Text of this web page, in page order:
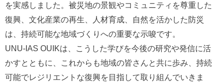
を実感しました。被災地の景観やコミュニティを尊重した
復興、文化産業の再生、人材育成、自然を活かした防災
は、持続可能な地域づくりへの重要な示唆です。
UNU-IAS OUIKは、こうした学びを今後の研究や発信に活
かすとともに、これからも地域の皆さんと共に歩み、持続
可能でレジリエントな復興を目指して取り組んでいきま